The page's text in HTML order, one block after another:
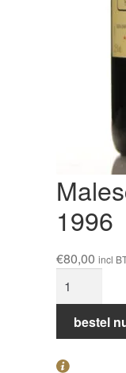
1996
€80,00 incl
St.
Exupery
1996
aantal
bestel